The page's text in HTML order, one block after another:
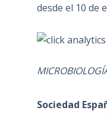
desde el 10 de
Sociedad